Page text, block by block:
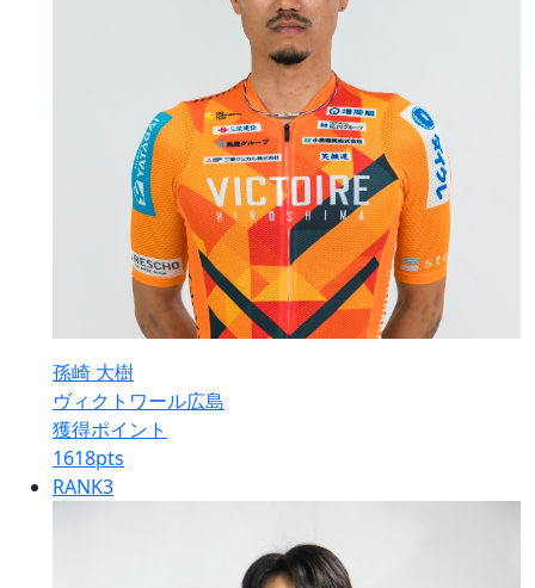
孫崎 大樹
ヴィクトワール広島
獲得ポイント
1618pts
RANK3